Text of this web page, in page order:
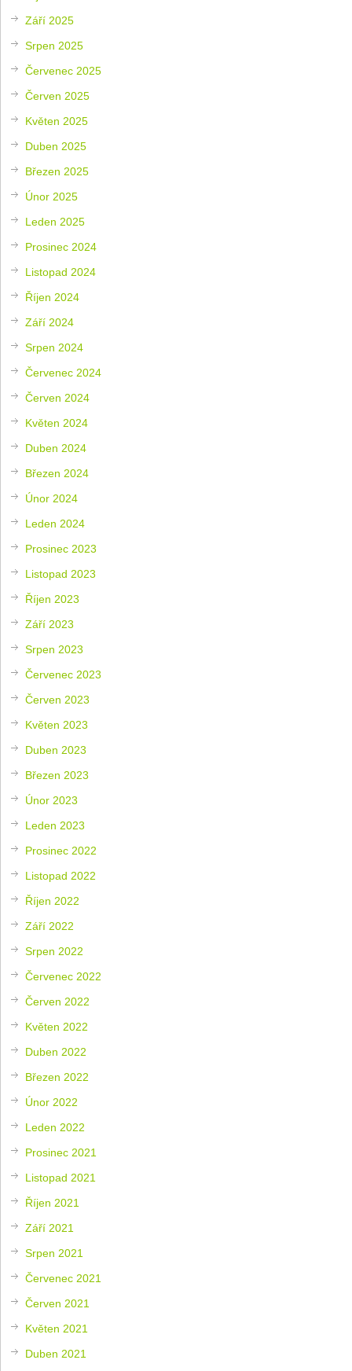
Září 2025
Srpen 2025
Červenec 2025
Červen 2025
Květen 2025
Duben 2025
Březen 2025
Únor 2025
Leden 2025
Prosinec 2024
Listopad 2024
Říjen 2024
Září 2024
Srpen 2024
Červenec 2024
Červen 2024
Květen 2024
Duben 2024
Březen 2024
Únor 2024
Leden 2024
Prosinec 2023
Listopad 2023
Říjen 2023
Září 2023
Srpen 2023
Červenec 2023
Červen 2023
Květen 2023
Duben 2023
Březen 2023
Únor 2023
Leden 2023
Prosinec 2022
Listopad 2022
Říjen 2022
Září 2022
Srpen 2022
Červenec 2022
Červen 2022
Květen 2022
Duben 2022
Březen 2022
Únor 2022
Leden 2022
Prosinec 2021
Listopad 2021
Říjen 2021
Září 2021
Srpen 2021
Červenec 2021
Červen 2021
Květen 2021
Duben 2021